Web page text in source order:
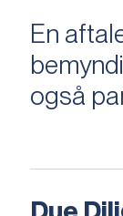
En
også